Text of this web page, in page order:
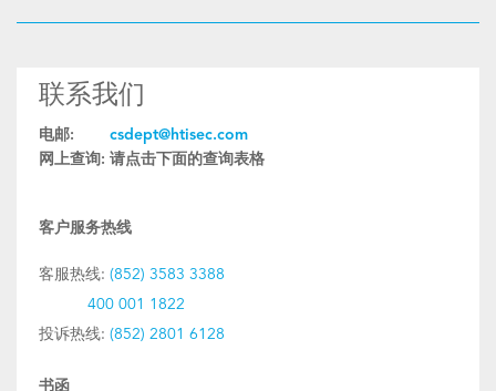
联系我们
电邮:
csdept@htisec.com
网上查询: 请点击下面的查询表格
客户服务热线
客服热线: (852) 3583 3388
400 001 1822
投诉热线: (852) 2801 6128
书函